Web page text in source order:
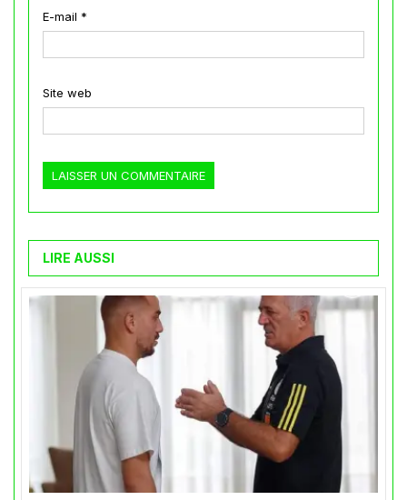
E-mail *
Site web
LIRE AUSSI